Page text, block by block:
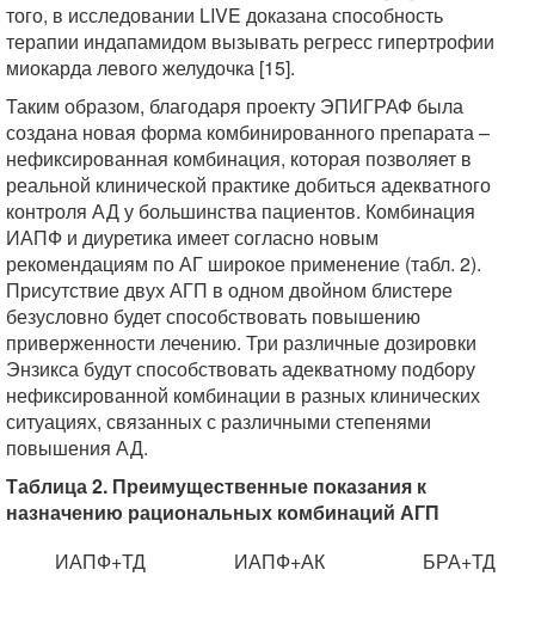
того, в исследовании LIVE доказана способность
терапии индапамидом вызывать регресс гипертрофии
миокарда левого желудочка [15].
Таким образом, благодаря проекту ЭПИГРАФ была
создана новая форма комбинированного препарата –
нефиксированная комбинация, которая позволяет в
реальной клинической практике добиться адекватного
контроля АД у большинства пациентов. Комбинация
ИАПФ и диуретика имеет согласно новым
рекомендациям по АГ широкое применение (табл. 2).
Присутствие двух АГП в одном двойном блистере
безусловно будет способствовать повышению
приверженности лечению. Три различные дозировки
Энзикса будут способствовать адекватному подбору
нефиксированной комбинации в разных клинических
ситуациях, связанных с различными степенями
повышения АД.
Таблица 2. Преимущественные показания к
назначению рациональных комбинаций АГП
ИАПФ+ТД
ИАПФ+АК БРА+ТД